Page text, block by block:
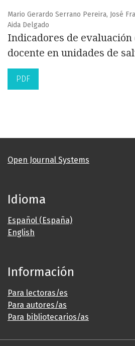
Mario Gerardo Serrano Pereira, José
Aida Delgado
Indicadores de
docente en unidades de
PDF
Open Journal Systems
Idioma
Español (España)
English
Información
Para lectoras/es
Para autores/as
Para bibliotecarios/as